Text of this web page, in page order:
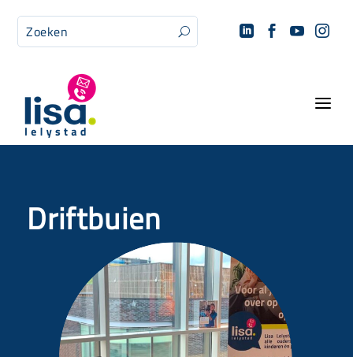
U    
a
Driftbuien